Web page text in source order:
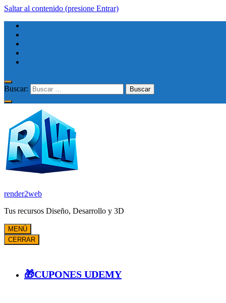
Saltar al contenido (presione Entrar)
Buscar:
render2web
Tus recursos Diseño, Desarrollo y 3D
MENÚ
CERRAR
🎁CUPONES UDEMY